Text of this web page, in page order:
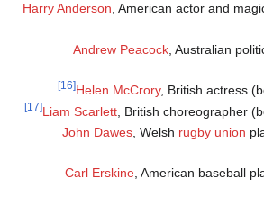
Harry Anderson, American actor and
Andrew Peacock, Australian
Helen McCrory, British actress
[16]
Liam Scarlett, British choreographer
[17]
John Dawes, Welsh rugby union
Carl Erskine, American baseball